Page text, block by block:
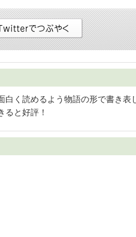
く読めるよう物語の形で書き表
と好評！